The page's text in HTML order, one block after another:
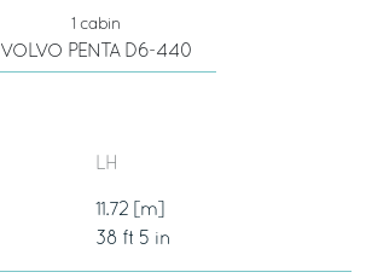
1 cabin
VOLVO PENTA D6-440
LH
11.72 [m]
38 ft 5 in